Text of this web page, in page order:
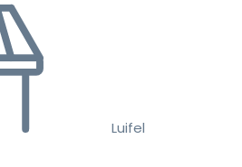
Luifel